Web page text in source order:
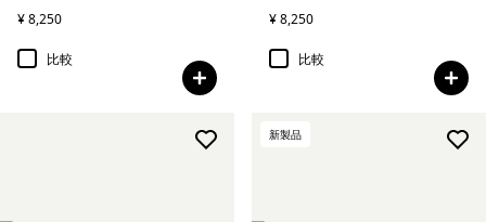
¥ 8,250
比較
¥ 8,250
比較
新製品